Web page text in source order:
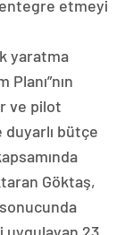
etmeyi
yaratma
ve pilot
bütçe
Göktaş,
sonucunda